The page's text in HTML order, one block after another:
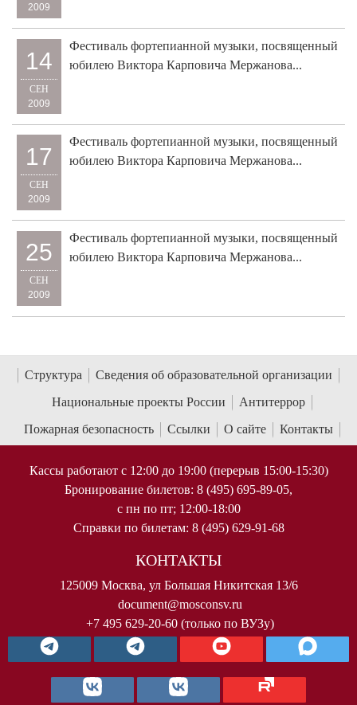
2009
14
СЕН
2009
Фестиваль фортепианной музыки, посвященный
юбилею Виктора Карповича Мержанова...
17
СЕН
2009
Фестиваль фортепианной музыки, посвященный
юбилею Виктора Карповича Мержанова...
25
СЕН
2009
Фестиваль фортепианной музыки, посвященный
юбилею Виктора Карповича Мержанова...
Структура
Сведения об образовательной организации
Национальные проекты России
Антитеррор
Пожарная безопасность
Ссылки О сайте Контакты
Кассы работают с 12:00 до 19:00 (перерыв 15:00-15:30)
Бронирование билетов: 8 (495) 695-89-05,
с пн по пт; 12:00-18:00
Справки по билетам: 8 (495) 629-91-68
КОНТАКТЫ
125009 Москва, ул Большая Никитская 13/6
document@mosconsv.ru
+7 495 629-20-60 (только по ВУЗу)